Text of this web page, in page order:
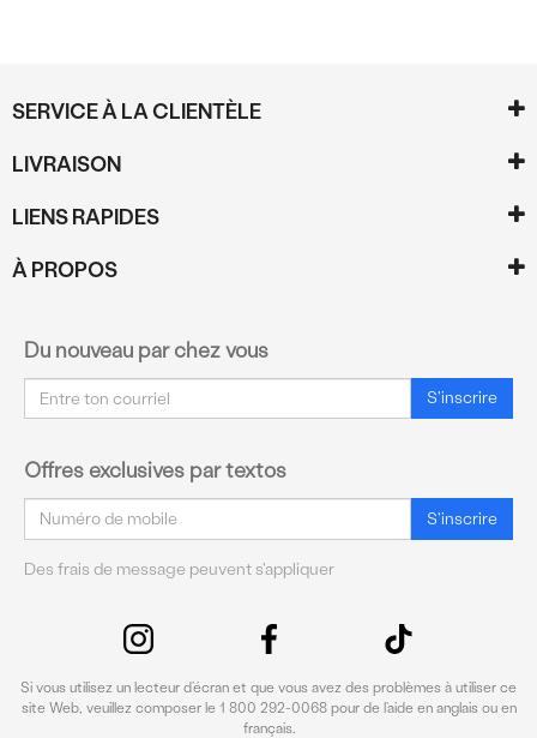
SERVICE À LA CLIENTÈLE
LIVRAISON
LIENS RAPIDES
À PROPOS
Du nouveau par chez vous
Courriel S'inscrire
Offres exclusives par textos
Courriel S'inscrire
Des frais de message peuvent s'appliquer
Si vous utilisez un lecteur d’écran et que vous avez des problèmes à utiliser ce
site Web, veuillez composer le 1 800 292-0068 pour de l’aide en anglais ou en
français.